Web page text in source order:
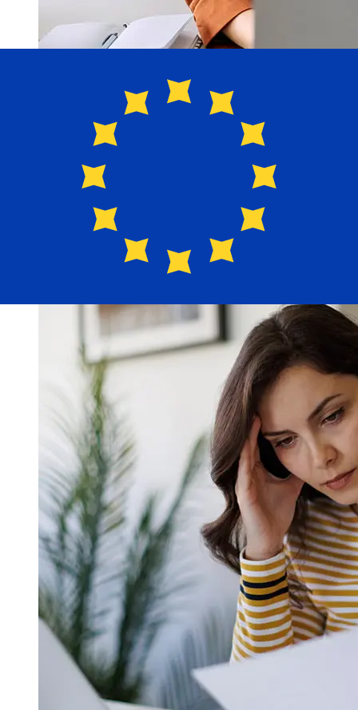
BCGE CHF 到EUR 的传输速度有多快？
使用BCGE 从瑞士 转至欧元成员国 的国际转账的交付时间因
工作日。银行假日和安全检查等因素也可能影响交货。请查看
BANQUE CANTONALE DE GENEVE 的截止时间，以免延